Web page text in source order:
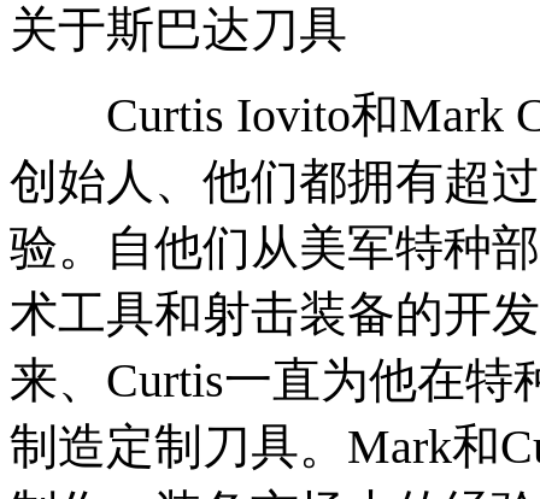
关于斯巴达刀具
Curtis Iovito和Mark
创始人、他们都拥有超
验。自他们从美军特种
术工具和射击装备的开
来、Curtis一直为他在
制造定制刀具。Mark和